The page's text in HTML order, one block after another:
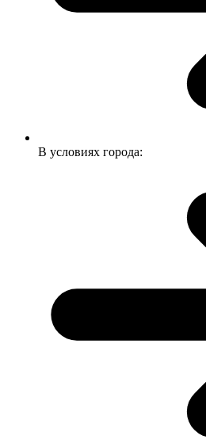
В условиях города: